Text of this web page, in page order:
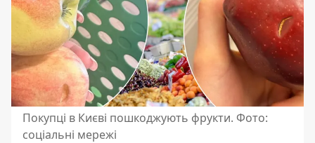
Покупці в Києві пошкоджують фрукти. Фото:
соціальні мережі